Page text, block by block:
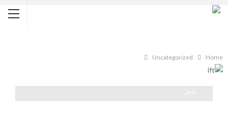
Home
Uncategorized